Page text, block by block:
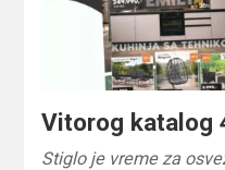
Vitorog katalog
Stiglo je vreme za